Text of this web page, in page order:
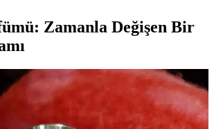
Zamanla Değişen Bir